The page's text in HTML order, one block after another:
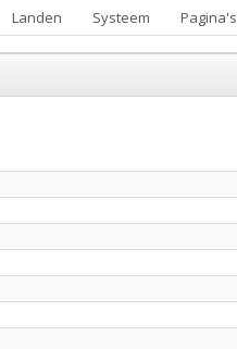
Landen Systeem Pagina's